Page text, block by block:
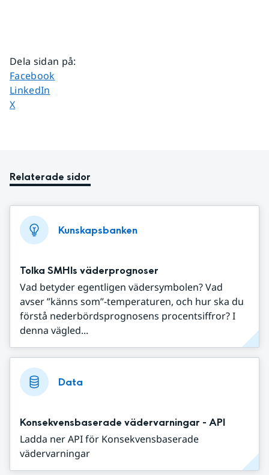
Dela sidan på:
Dela sidan på
Facebook
Dela sidan på
LinkedIn
Dela sidan på
X
Relaterade sidor
Kunskapsbanken
Tolka SMHIs väderprognoser
Vad betyder egentligen vädersymbolen? Vad
avser ”känns som”-temperaturen, och hur ska du
förstå nederbördsprognosens procentsiffror? I
denna vägled...
Data
Konsekvensbaserade vädervarningar - API
Ladda ner API för Konsekvensbaserade
vädervarningar